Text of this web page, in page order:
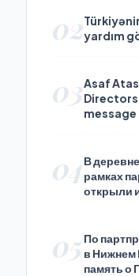
02yardım
03Asaf
Directors
message
04В
рамках
открыли
05 По
в Нижнем
память о